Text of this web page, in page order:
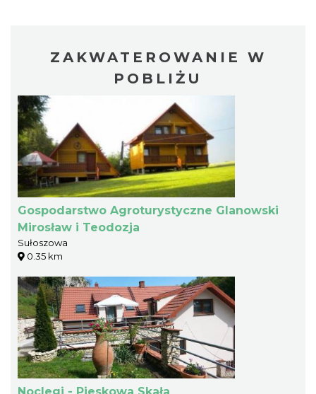
ZAKWATEROWANIE W
POBLIŻU
Gospodarstwo Agroturystyczne Glanowski
Mirosław i Teodozja
Sułoszowa
0.35 km